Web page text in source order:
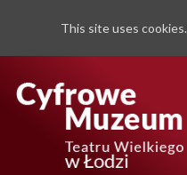
This site uses cookies.